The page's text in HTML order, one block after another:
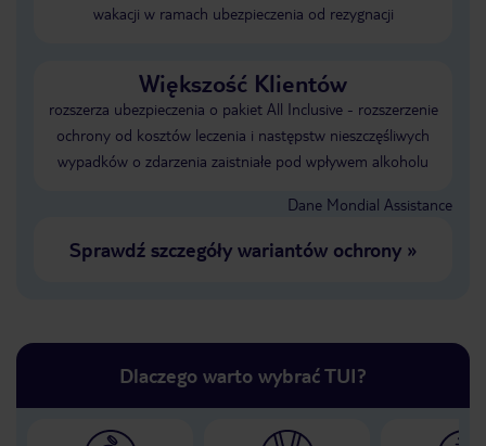
wakacji w ramach ubezpieczenia od rezygnacji
Większość Klientów
rozszerza ubezpieczenia o pakiet All Inclusive - rozszerzenie
ochrony od kosztów leczenia i następstw nieszczęśliwych
wypadków o zdarzenia zaistniałe pod wpływem alkoholu
Dane Mondial Assistance
Sprawdź szczegóły wariantów ochrony»
Dlaczego warto wybrać TUI?